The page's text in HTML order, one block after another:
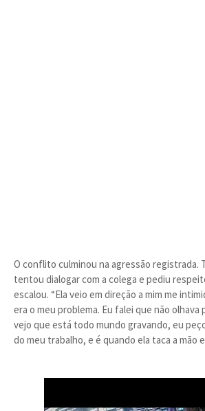
O conflito culminou na agressão registrada.
tentou dialogar com a colega e pediu
escalou. “Ela veio em direção a mim me
era o meu problema. Eu falei que não olhava
vejo que está todo mundo gravando, eu
do meu trabalho, e é quando ela taca a mão